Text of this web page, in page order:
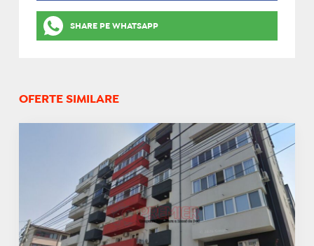
SHARE PE WHATSAPP
OFERTE SIMILARE